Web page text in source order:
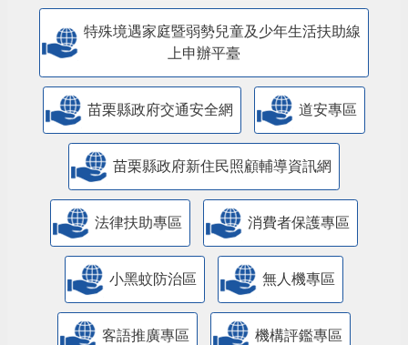
特殊境遇家庭暨弱勢兒童及少年生活扶助線
上申辦平臺
苗栗縣政府交通安全網 道安專區
苗栗縣政府新住民照顧輔導資訊網
法律扶助專區 消費者保護專區
小黑蚊防治區 無人機專區
客語推廣專區 機構評鑑專區